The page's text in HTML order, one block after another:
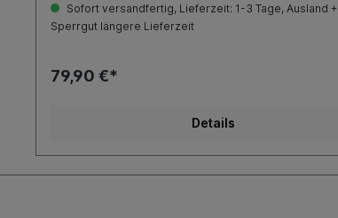
Sofort versandfertig, Lieferzeit: 1-3 Tage, Ausland +
Sperrgut längere Lieferzeit
79,90 €*
Details